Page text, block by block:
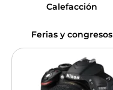
Calefacción
Ferias y congresos